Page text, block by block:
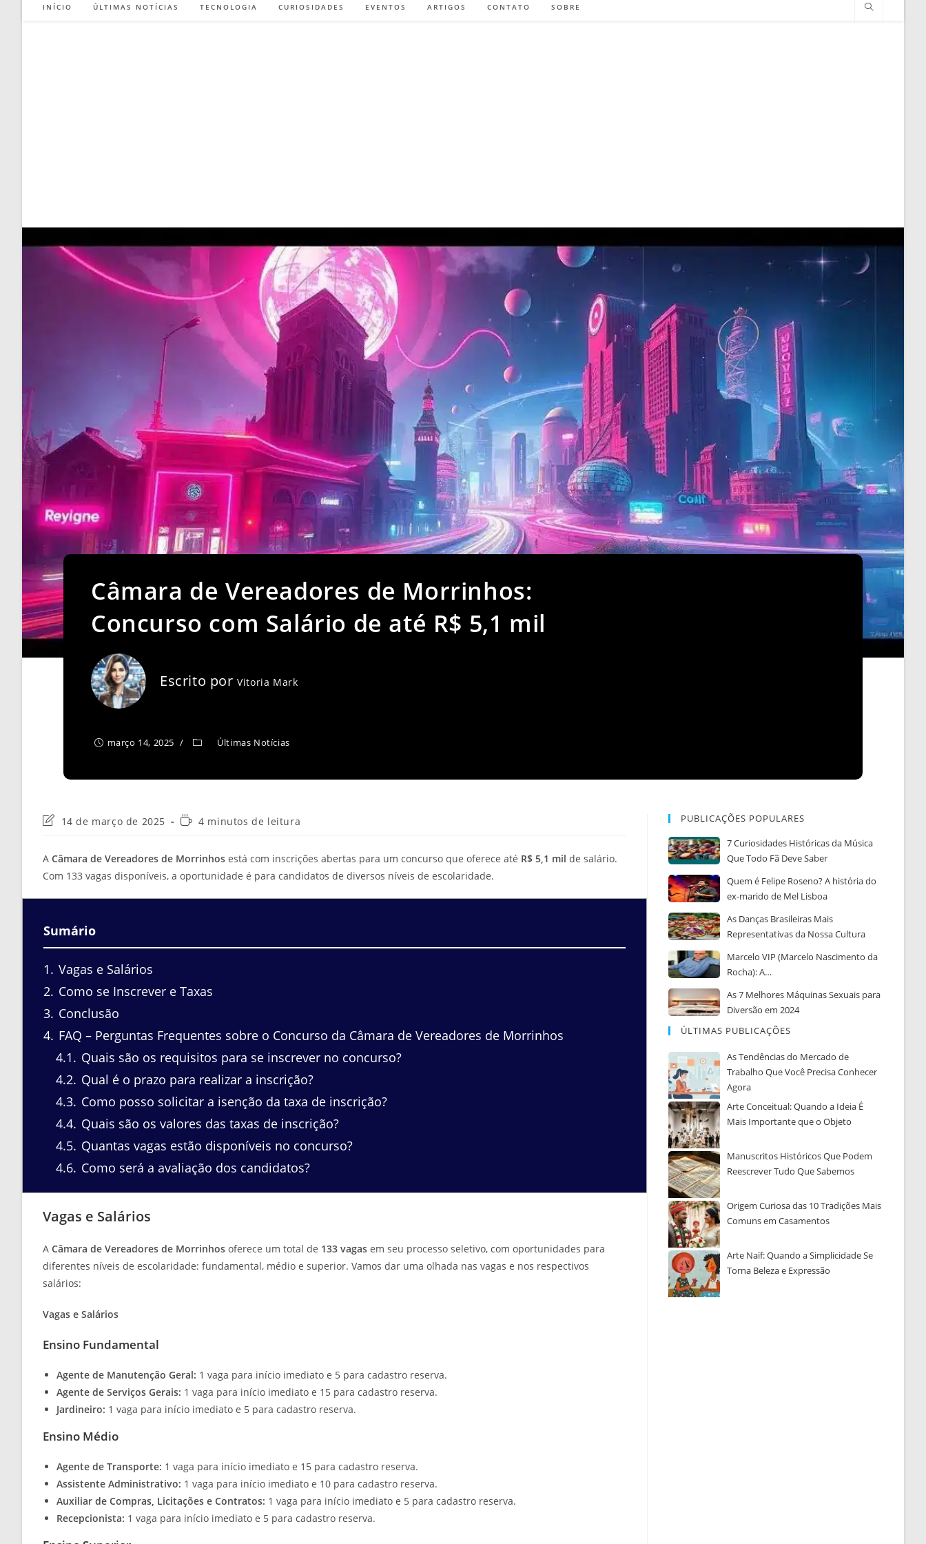
INÍCIO ÚLTIMAS NOTÍCIAS TECNOLOGIA CURIOSIDADES EVENTOS ARTIGOS CONTATO SOBRE
Câmara de Vereadores de Morrinhos:
Concurso com Salário de até R$ 5,1 mil
Escrito porVitoria Mark
março 14, 2025 Últimas Notícias
Última
post:
14 de março de 2025
Tempo4 minutos de leitura
A Câmara de Vereadores de Morrinhos está com inscrições abertas para um concurso que oferece até R$ 5,1 mil de salário.
Com 133 vagas disponíveis, a oportunidade é para candidatos de diversos níveis de escolaridade.
Sumário
1
Vagas e Salários
2 Como se Inscrever e Taxas
3 Conclusão
4 FAQ – Perguntas Frequentes sobre o Concurso da Câmara de Vereadores de Morrinhos
4.1
Quais são os requisitos para se inscrever no concurso?
4.2 Qual é o prazo para realizar a inscrição?
4.3 Como posso solicitar a isenção da taxa de inscrição?
4.4 Quais são os valores das taxas de inscrição?
4.5 Quantas vagas estão disponíveis no concurso?
4.6 Como será a avaliação dos candidatos?
Vagas e Salários
A Câmara de Vereadores de Morrinhos oferece um total de 133 vagas em seu processo seletivo, com oportunidades para
diferentes níveis de escolaridade: fundamental, médio e superior. Vamos dar uma olhada nas vagas e nos respectivos
salários:
Vagas e Salários
Ensino Fundamental
Agente de Manutenção Geral: 1 vaga para início imediato e 5 para cadastro reserva.
Agente de Serviços Gerais: 1 vaga para início imediato e 15 para cadastro reserva.
Jardineiro: 1 vaga para início imediato e 5 para cadastro reserva.
Ensino Médio
Agente de Transporte: 1 vaga para início imediato e 15 para cadastro reserva.
Assistente Administrativo: 1 vaga para início imediato e 10 para cadastro reserva.
Auxiliar de Compras, Licitações e Contratos: 1 vaga para início imediato e 5 para cadastro reserva.
Recepcionista: 1 vaga para início imediato e 5 para cadastro reserva.
PUBLICAÇÕES POPULARES
7 Curiosidades Históricas da Música
Que Todo Fã Deve Saber
Quem é Felipe Roseno? A história do
ex-marido de Mel Lisboa
As Danças Brasileiras Mais
Representativas da Nossa Cultura
Marcelo VIP (Marcelo Nascimento da
Rocha): A…
As 7 Melhores Máquinas Sexuais para
Diversão em 2024
ÚLTIMAS PUBLICAÇÕES
As Tendências do Mercado de
Trabalho Que Você Precisa Conhecer
Agora
Arte Conceitual: Quando a Ideia É
Mais Importante que o Objeto
Manuscritos Históricos Que Podem
Reescrever Tudo Que Sabemos
Origem Curiosa das 10 Tradições Mais
Comuns em Casamentos
Arte Naïf: Quando a Simplicidade Se
Torna Beleza e Expressão